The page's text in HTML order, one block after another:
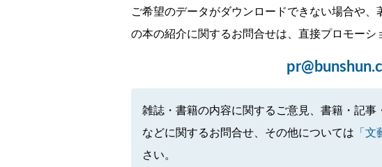
ご希望のデータがダウンロードできない場合や
の本の紹介に関するお問合せは、直接プロモーシ
雑誌・書籍の内容に関するご意見、書籍・記事
などに関するお問合せ、その他については 「
さい。